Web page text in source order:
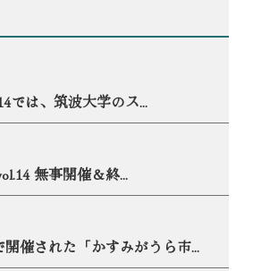
では、筑波大学のス...
無事開催＆終...
催された「かすみがうら市...